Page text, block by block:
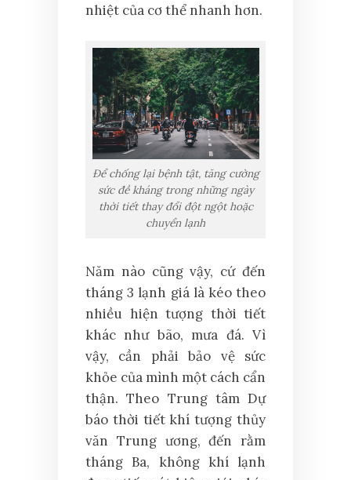
nhiệt của cơ thể nhanh hơn.
Để chống lại bệnh tật, tăng cường
sức đề kháng trong những ngày
thời tiết thay đổi đột ngột hoặc
chuyển lạnh
Năm nào cũng vậy, cứ đến
tháng 3 lạnh giá là kéo theo
nhiều hiện tượng thời tiết
khác như bão, mưa đá. Vì
vậy, cần phải bảo vệ sức
khỏe của mình một cách cẩn
thận. Theo Trung tâm Dự
báo thời tiết khí tượng thủy
văn Trung ương, đến rằm
tháng Ba, không khí lạnh